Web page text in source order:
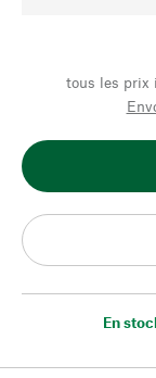
tous les prix
En